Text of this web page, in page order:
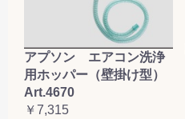
アプソン エアコン洗浄
用ホッパー（壁掛け型）
Art.4670
￥7,315